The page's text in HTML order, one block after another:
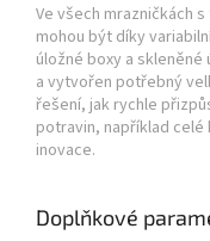
Ve všech mrazničkách
mohou být díky
úložné boxy a
a vytvořen potřebný
řešení, jak rychle
potravin, například celé
inovace.
Doplňkové